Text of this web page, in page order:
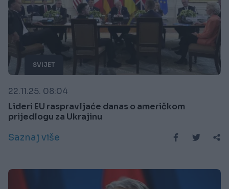
SVIJET
22.11.25. 08:04
Lideri EU raspravljaće danas o američkom
prijedlogu za Ukrajinu
Saznaj više